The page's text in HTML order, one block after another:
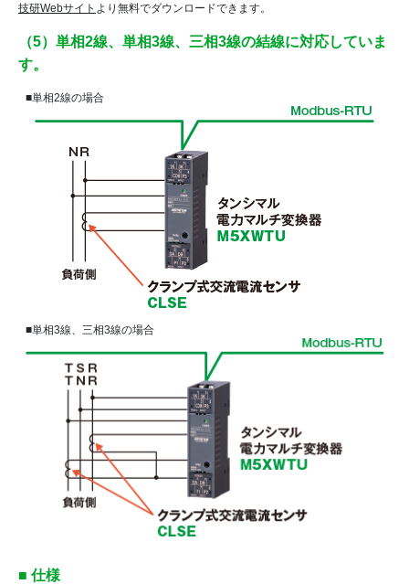
技研Webサイト より無料でダウンロードできます。
（5）単相2線、単相3線、三相3線の結線に対応していま
す。
■単相2線の場合
■単相3線、三相3線の場合
■ 仕様